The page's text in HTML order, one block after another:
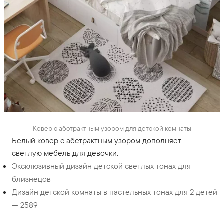
Ковер с абстрактным узором для детской комнаты
Белый ковер с абстрактным узором дополняет
светлую мебель для девочки.
Эксклюзивный дизайн детской светлых тонах для
близнецов
Дизайн детской комнаты в пастельных тонах для 2 детей
— 2589